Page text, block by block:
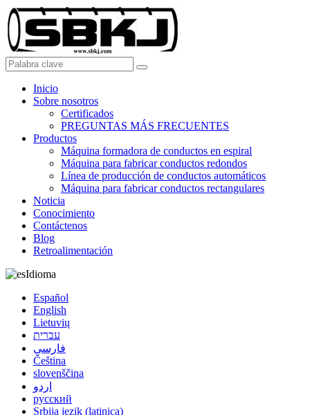
Inicio
Sobre nosotros
Certificados
PREGUNTAS MÁS FRECUENTES
Productos
Máquina formadora de conductos en espiral
Máquina para fabricar conductos redondos
Línea de producción de conductos automáticos
Máquina para fabricar conductos rectangulares
Noticia
Conocimiento
Contáctenos
Blog
Retroalimentación
Idioma
Español
English
Lietuvių
עברית
فارسی
Čeština
slovenščina
اردو
русский
Srbija jezik (latinica)